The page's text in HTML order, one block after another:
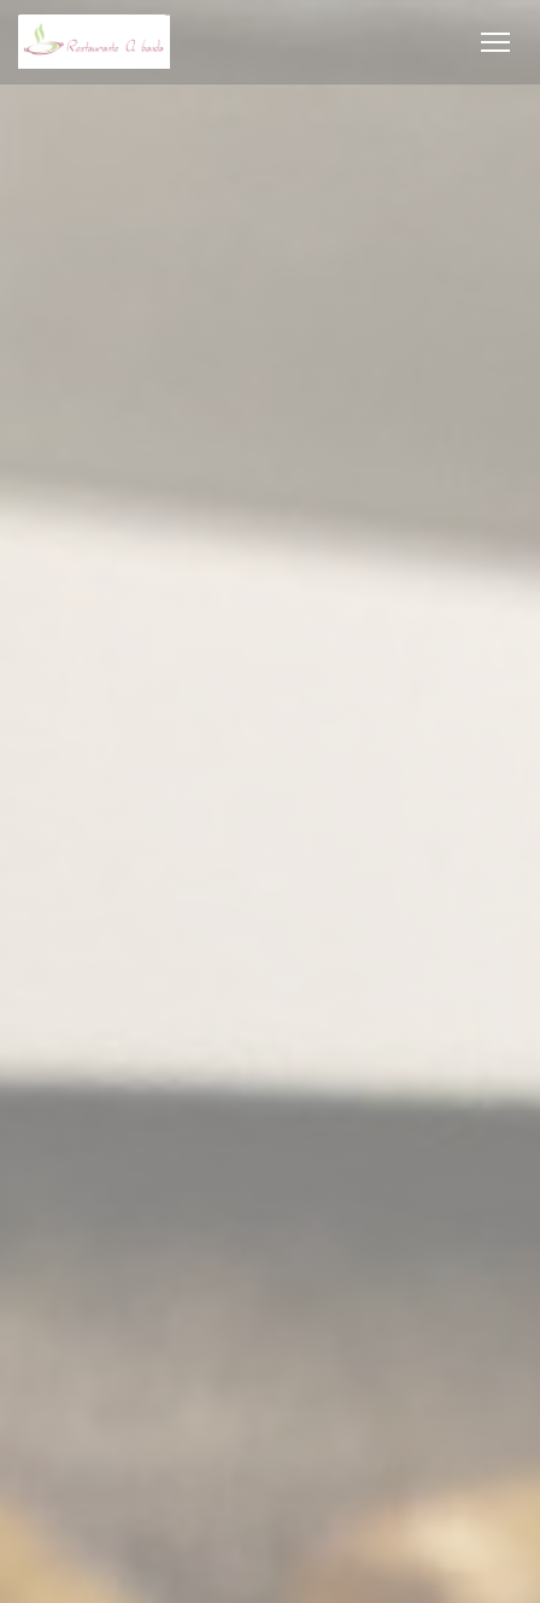
Personalizzazione delle tue scelte sui cookie